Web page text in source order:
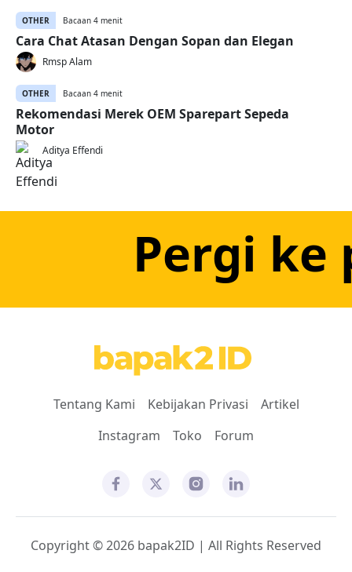
OTHER Bacaan 4 menit
Cara Chat Atasan Dengan Sopan dan Elegan
Rmsp Alam
OTHER Bacaan 4 menit
Rekomendasi Merek OEM Sparepart Sepeda
Motor
Aditya Effendi
Pergi ke
Tentang Kami Kebijakan Privasi
Artikel
Instagram
Toko Forum
Copyright © 2026 bapak2ID | All Rights Reserved